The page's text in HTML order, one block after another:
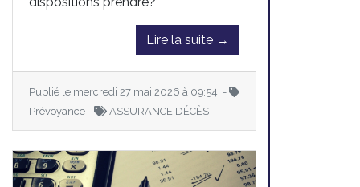
Lire la suite →
Publié le mercredi 27 mai 2026 à 09:54 -
Prévoyance -
ASSURANCE DÉCÈS